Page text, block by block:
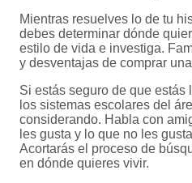
Mientras resuelves lo de tu
debes determinar dónde
estilo de vida e investiga.
y desventajas de comprar
Si estás seguro de que
los sistemas escolares del
considerando. Habla con
les gusta y lo que no les
Acortarás el proceso de
en dónde quieres vivir.